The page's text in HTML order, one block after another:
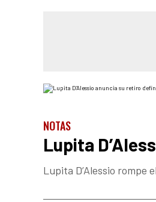
NOTAS
Lupita
Lupita D’Alessio rompe